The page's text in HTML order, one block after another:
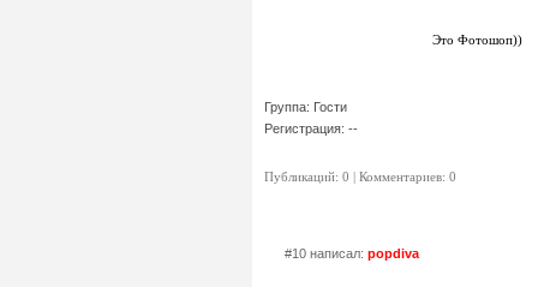
Группа: Гости
Регистрация: --
Это Фотошоп))
Публикаций: 0 | Комментариев: 0
#10 написал: popdiva